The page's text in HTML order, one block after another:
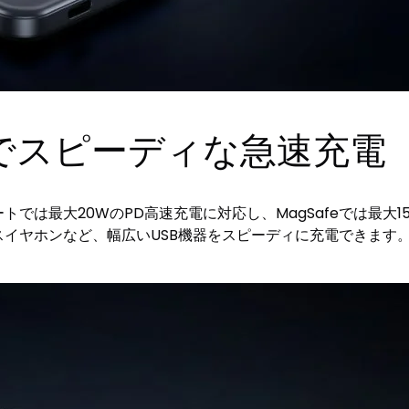
ピーディな急速充電
では最大20WのPD高速充電に対応し、MagSafeでは最大
ヤホンなど、幅広いUSB機器をスピーディに充電できます